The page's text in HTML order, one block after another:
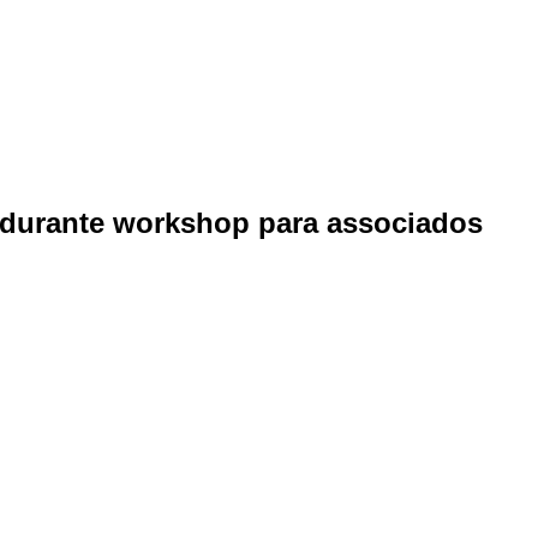
workshop para associados